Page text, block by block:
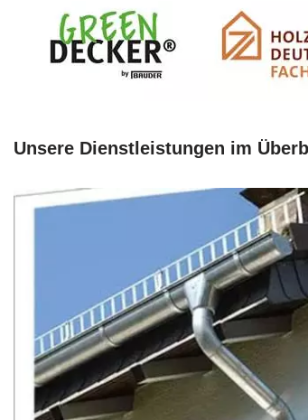
Unsere Dienstleistungen im